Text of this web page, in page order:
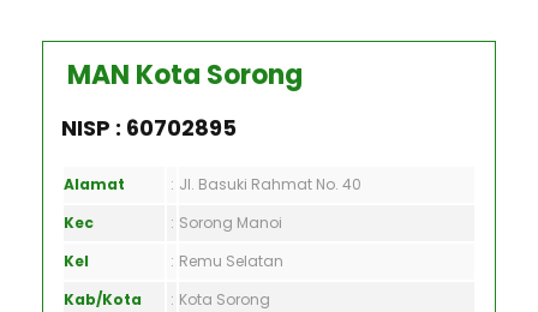
MAN Kota Sorong
NISP : 60702895
Alamat : Jl. Basuki Rahmat No. 40
Kec
: Sorong Manoi
Kel
: Remu Selatan
Kab/Kota
: Kota Sorong